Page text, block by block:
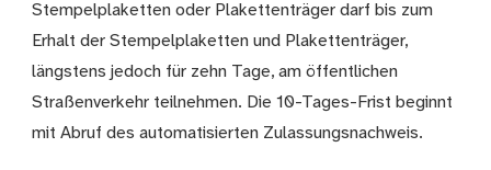
Stempelplaketten oder Plakettenträger darf bis zum
Erhalt der Stempelplaketten und Plakettenträger,
längstens jedoch für zehn Tage, am öffentlichen
Straßenverkehr teilnehmen. Die 10-Tages-Frist beginnt
mit Abruf des automatisierten Zulassungsnachweis.